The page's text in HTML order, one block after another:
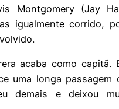
Montgomery (Jay
igualmente corrido,
acaba como capitã.
uma longa passagem
demais e deixou